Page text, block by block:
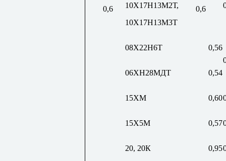
0,6 0,6
10Х17Н13М2Т,
10Х17Н13М3Т
08Х22Н6Т
0,56
06ХН28МДТ
0,54
15ХМ 0,60
15Х5М 0,57
20, 20К 0,95